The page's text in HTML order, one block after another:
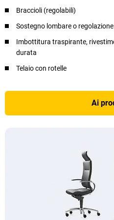
Braccioli (regolabili)
Sostegno lombare o
Imbottitura traspirante,
durata
Telaio con rotelle
Ai